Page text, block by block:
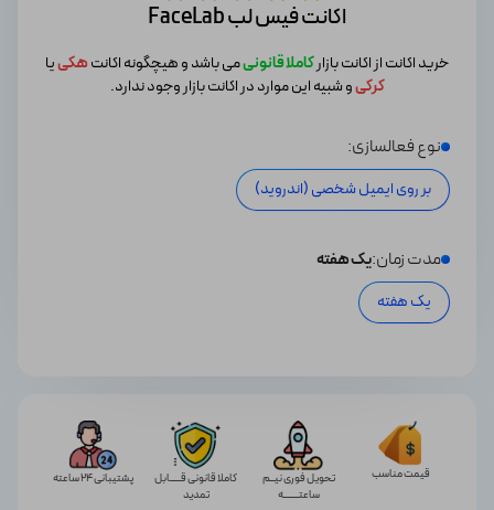
اکانت فیس لب FaceLab
خرید اکانت از اکانت بازارکاملا قانونیمی باشد و هیچگونه اکانتهکییا
کرکیو شبیه این موارد در اکانت بازار وجود ندارد.
نوع فعالسازی:
بر روی ایمیل شخصی (اندروید)
مدت زمان:یک هفته
یک هفته
قیمت مناسب
تحویل فوری نیــم
ساعتـــــــه
کاملا قانونی قـــــابل
تمدید
پشتیبانی 24 ساعته